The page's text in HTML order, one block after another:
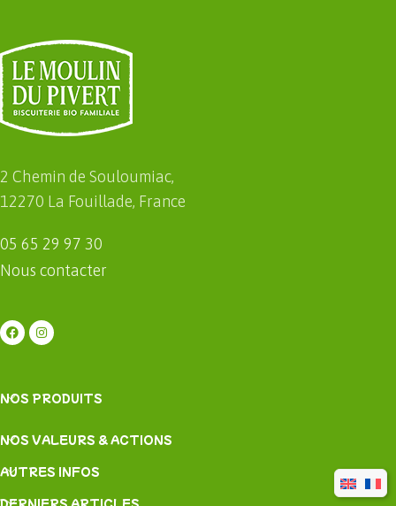
2 Chemin de Souloumiac,
12270 La Fouillade, France
05 65 29 97 30
Nous contacter
NOS PRODUITS
NOS VALEURS & ACTIONS
AUTRES INFOS